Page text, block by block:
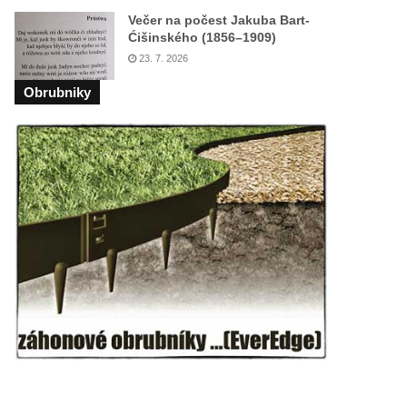
Večer na počest Jakuba Bart-
Ćišinského (1856–1909)
23. 7. 2026
Obrubniky